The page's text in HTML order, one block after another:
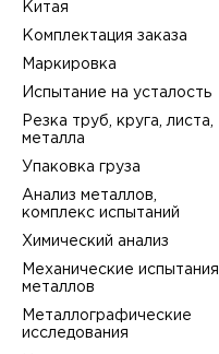
Китая
Комплектация заказа
Маркировка
Испытание на усталость
Резка труб, круга, листа,
металла
Упаковка груза
Анализ металлов,
комплекс испытаний
Химический анализ
Механические испытания
металлов
Металлографические
исследования